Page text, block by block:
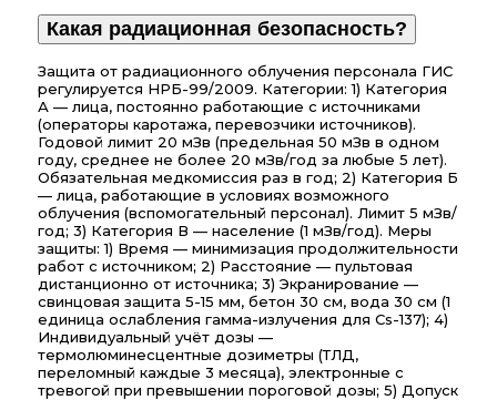
Какая радиационная безопасность?
Защита от радиационного облучения персонала ГИС
регулируется НРБ-99/2009. Категории: 1) Категория
А — лица, постоянно работающие с источниками
(операторы каротажа, перевозчики источников).
Годовой лимит 20 мЗв (предельная 50 мЗв в одном
году, среднее не более 20 мЗв/год за любые 5 лет).
Обязательная медкомиссия раз в год; 2) Категория Б
— лица, работающие в условиях возможного
облучения (вспомогательный персонал). Лимит 5 мЗв/
год; 3) Категория В — население (1 мЗв/год). Меры
защиты: 1) Время — минимизация продолжительности
работ с источником; 2) Расстояние — пультовая
дистанционно от источника; 3) Экранирование —
свинцовая защита 5-15 мм, бетон 30 см, вода 30 см (1
единица ослабления гамма-излучения для Cs-137); 4)
Индивидуальный учёт дозы —
термолюминесцентные дозиметры (ТЛД,
переломный каждые 3 месяца), электронные с
тревогой при превышении пороговой дозы; 5) Допуск